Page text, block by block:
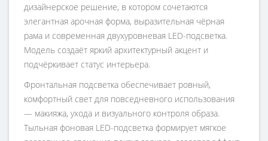
дизайнерское решение, в котором сочетаются
элегантная арочная форма, выразительная чёрная
рама и современная двухуровневая LED-подсветка.
Модель создаёт яркий архитектурный акцент и
подчёркивает статус интерьера.
Фронтальная подсветка обеспечивает ровный,
комфортный свет для повседневного использования
— макияжа, ухода и визуального контроля образа.
Тыльная фоновая LED-подсветка формирует мягкое